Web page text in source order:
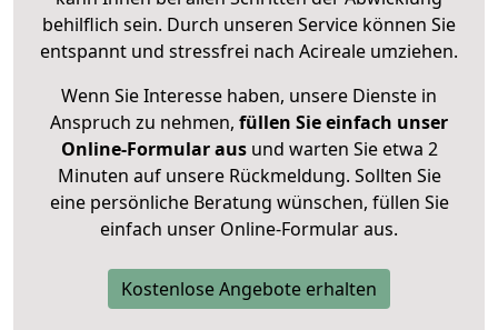
behilflich sein. Durch unseren Service können Sie
entspannt und stressfrei nach Acireale umziehen.
Wenn Sie Interesse haben, unsere Dienste in
Anspruch zu nehmen, füllen Sie einfach unser
Online-Formular ausund warten Sie etwa 2
Minuten auf unsere Rückmeldung. Sollten Sie
eine persönliche Beratung wünschen, füllen Sie
einfach unser Online-Formular aus.
Kostenlose Angebote erhalten